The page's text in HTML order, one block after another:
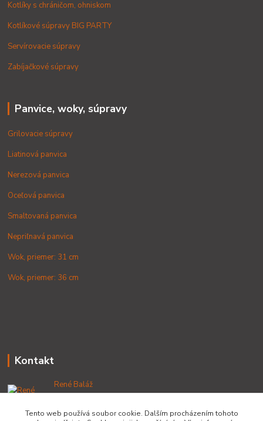
Kotlíky s chráničom, ohniskom
Kotlíkové súpravy BIG PARTY
Servírovacie súpravy
Zabíjačkové súpravy
Panvice, woky, súpravy
Grilovacie súpravy
Liatinová panvica
Nerezová panvica
Oceľová panvica
Smaltovaná panvica
Nepriľnavá panvica
Wok, priemer: 31 cm
Wok, priemer: 36 cm
Kontakt
René Baláž
+421 902 212 007
od 8:00 - do 16:00 hod
Tento web používá soubor cookie. Dalším procházením tohoto